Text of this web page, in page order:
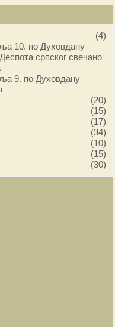
(4)
10. по Духовдану
српског свечано
9. по Духовдану
(20)
(15)
(17)
(34)
(10)
(15)
(30)